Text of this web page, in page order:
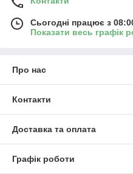
Сьогодні працює з
Показати весь графік
Про нас
Контакти
Доставка та оплата
Графік роботи